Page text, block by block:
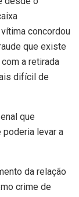
concordou
que existe
a retirada
difícil de
que
levar a
da relação
crime de